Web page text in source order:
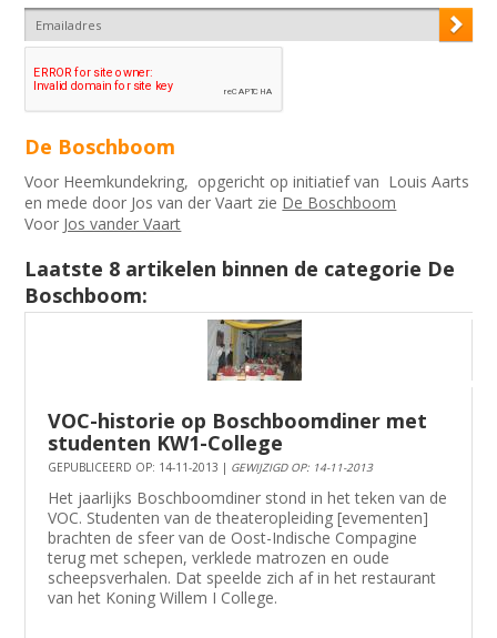
De Boschboom
Voor Heemkundekring, opgericht op initiatief van Louis Aarts
en mede door Jos van der Vaart zie De Boschboom
Voor Jos vander Vaart
Laatste 8 artikelen binnen de categorie De
Boschboom:
VOC-historie op Boschboomdiner met
studenten KW1-College
GEPUBLICEERD OP: 14-11-2013 | GEWIJZIGD OP: 14-11-2013
Het jaarlijks Boschboomdiner stond in het teken van de
VOC. Studenten van de theateropleiding [evementen]
brachten de sfeer van de Oost-Indische Compagine
terug met schepen, verklede matrozen en oude
scheepsverhalen. Dat speelde zich af in het restaurant
van het Koning Willem I College.